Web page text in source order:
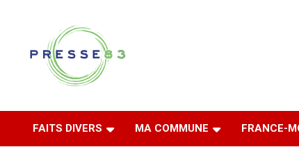
Presse 83
FAITS DIVERS MA COMMUNE FRANCE-